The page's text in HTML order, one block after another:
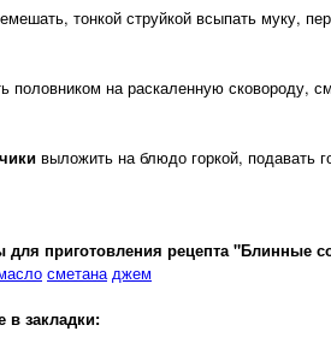
тонкой струйкой всыпать муку,
половником на раскаленную сковороду,
выложить на блюдо горкой, подавать
для приготовления рецепта "Блинные
сметана джем
в закладки: